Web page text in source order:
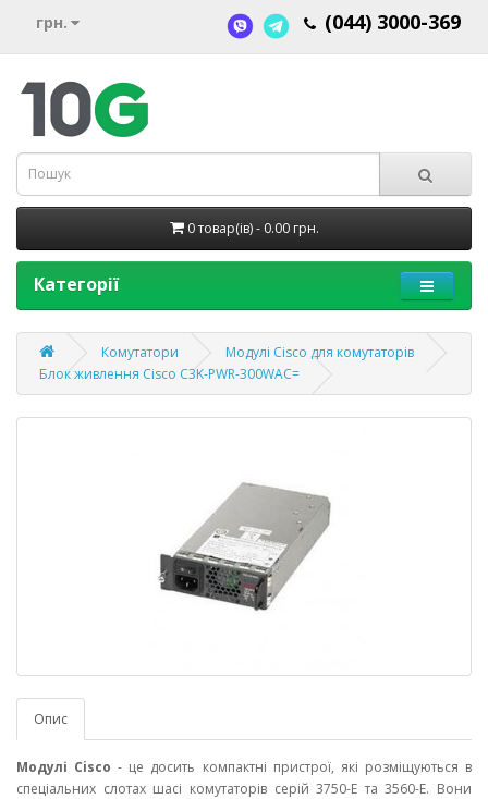
грн. (044) 3000-369
0 товар(ів) - 0.00 грн.
Категорії
Комутатори
Модулі Cisco для комутаторів
Блок живлення Cisco C3K-PWR-300WAC=
Опис
Модулі Cisco - це досить компактні пристрої, які розміщуються в
спеціальних слотах шасі комутаторів серій 3750-E та 3560-E. Вони